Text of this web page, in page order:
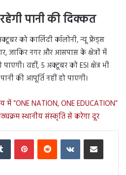
पानी की दिक्कत
को कालिंदी कॉलोनी, न्यू फ्रेंड्स
जाकिर नगर और आसपास के क्षेत्रों में
वहीं, 5 अक्टूबर को ESI क्षेत्र भी
की आपूर्ति नहीं हो पाएगी।
में “ONE NATION, ONE EDUCATION”
स्थानीय संस्कृति से करेगा दूर
Tumblr PinterestReddit VKontakteShare via Email